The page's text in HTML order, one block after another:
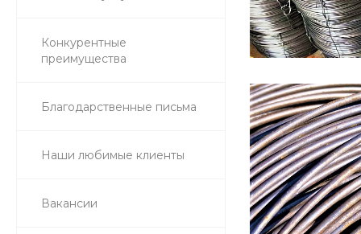
Конкурентные
преимущества
Благодарственные письма
Наши любимые клиенты
Вакансии